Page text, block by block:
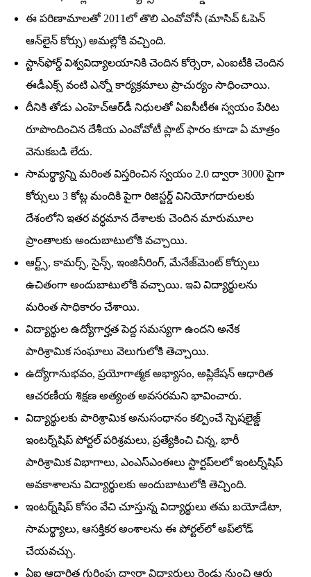
ఈ పరిణామాలతో 2011లో తొలి ఎంవోవోసీ (మాసివ్‌ ఓపెన్‌
ఆన్‌లైన్‌ కోర్సు) అమల్లోకి వచ్చింది.
స్టాన్‌ఫోర్డ్‌ విశ్వవిద్యాలయానికి చెందిన కోర్సెరా, ఎంఐటీకి చెందిన
ఈడీఎక్స్‌ వంటి ఎన్నో కార్యక్రమాలు ప్రాచుర్యం సాధించాయి.
దీనికి తోడు ఎంహెచ్‌ఆర్‌డీ నిధులతో ఏఐసీటీఈ స్వయం పేరిట
రూపొందించిన దేశీయ ఎంవోవోటీ ప్లాట్‌ ఫారం కూడా ఏ మాత్రం
వెనుకబడి లేదు.
సామర్థ్యాన్ని మరింత విస్తరించిన స్వయం 2.0 ద్వారా 3000 పైగా
కోర్సులు 3 కోట్ల మందికి పైగా రిజిస్టర్డ్‌ వినియోగదారులకు
దేశంలోని ఇతర వర్ధమాన దేశాలకు చెందిన మారుమూల
ప్రాంతాలకు అందుబాటులోకి వచ్చాయి.
ఆర్ట్స్‌, కామర్స్‌, సైన్స్‌, ఇంజినీరింగ్‌, మేనేజ్‌మెంట్‌ కోర్సులు
ఉచితంగా అందుబాటులోకి వచ్చాయి. ఇవి విద్యార్థులను
మరింత సాధికారం చేశాయి.
విద్యార్థుల ఉద్యోగార్హత పెద్ద సమస్యగా ఉందని అనేక
పారిశ్రామిక సంఘాలు వెలుగులోకి తెచ్చాయి.
ఉద్యోగానుభవం, ప్రయోగాత్మక అభ్యాసం, అప్లికేషన్‌ ఆధారిత
ఆచరణీయ శిక్షణ అత్యంత అవసరమని భావించారు.
విద్యార్థులకు పారిశ్రామిక అనుసంధానం కల్పించే స్పెషలైజ్డ్‌
ఇంటర్న్‌షిప్‌ పోర్టల్‌ పరిశ్రమలు, ప్రత్యేకించి చిన్న, భారీ
పారిశ్రామిక విభాగాలు, ఎంఎస్‌ఎంఈలు స్టార్టప్‌లలో ఇంటర్న్‌షిప్‌
అవకాశాలను విద్యార్థులకు అందుబాటులోకి తెచ్చింది.
ఇంటర్న్‌షిప్‌ కోసం వేచి చూస్తున్న విద్యార్థులు తమ బయోడేటా,
సామర్థ్యాలు, ఆసక్తికర అంశాలను ఈ పోర్టల్‌లో అప్‌లోడ్‌
చేయవచ్చు.
ఏఐ ఆధారిత గుర్తింపు ద్వారా విద్యార్థులు రెండు నుంచి ఆరు